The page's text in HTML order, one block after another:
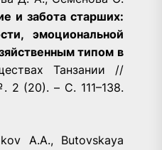
и забота старших:
эмоциональной
типом в
Танзании //
2 (20). – С. 111–138.
A.A., Butovskaya